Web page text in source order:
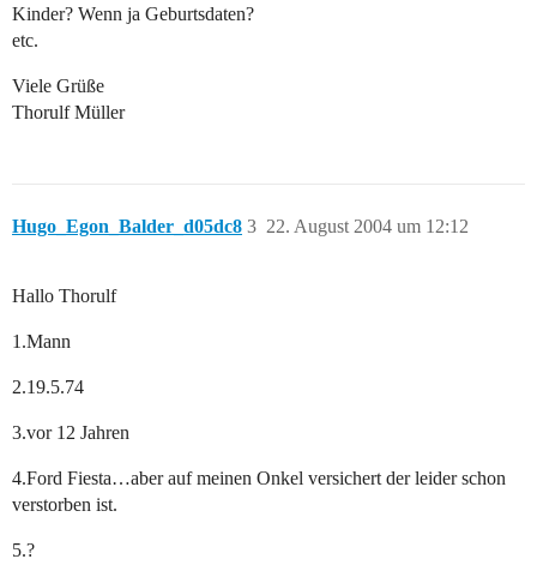
Kinder? Wenn ja Geburtsdaten?
etc.
Viele Grüße
Thorulf Müller
Hugo_Egon_Balder_d05dc8 22. August 2004 um 12:12
3
Hallo Thorulf
1.Mann
2.19.5.74
3.vor 12 Jahren
4.Ford Fiesta…aber auf meinen Onkel versichert der leider schon
verstorben ist.
5.?